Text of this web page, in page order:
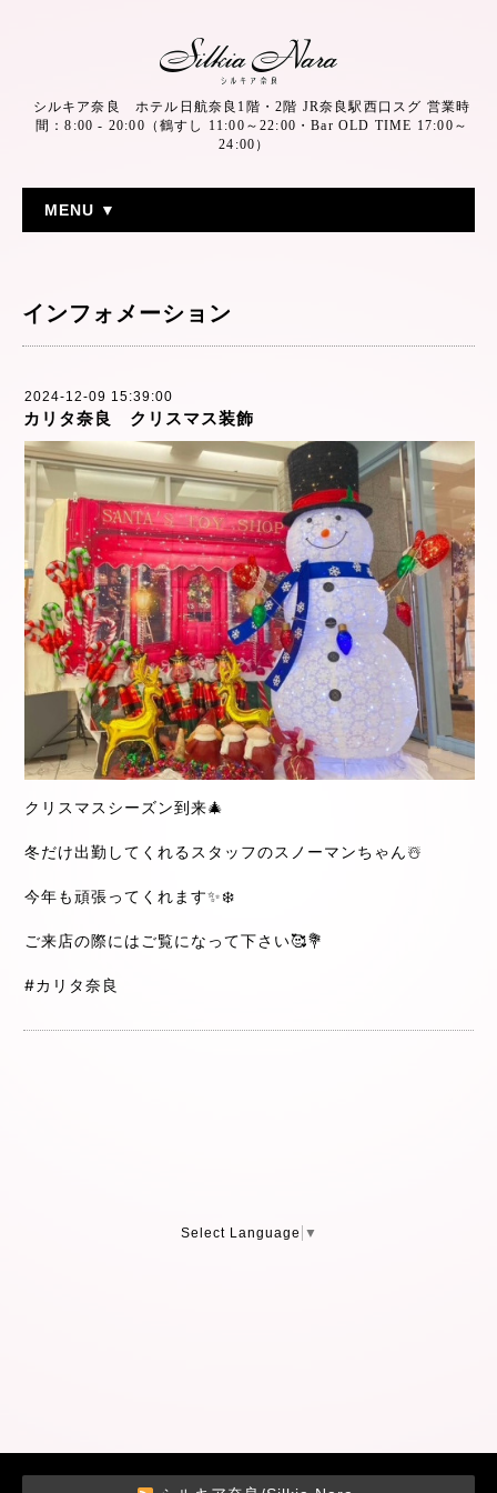
シルキア奈良 ホテル日航奈良1階・2階 JR奈良駅西口スグ 営業時
間：8:00 - 20:00（鶴すし 11:00～22:00・Bar OLD TIME 17:00～
24:00）
MENU ▼
インフォメーション
2024-12-09 15:39:00
カリタ奈良 クリスマス装飾
クリスマスシーズン到来🎄
冬だけ出勤してくれるスタッフのスノーマンちゃん☃️
今年も頑張ってくれます✨❄️
ご来店の際にはご覧になって下さい🥰💐
#カリタ奈良
Select Language ▼